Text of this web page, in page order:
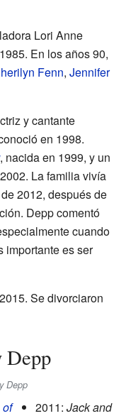
Lori Anne
En los años 90,
Fenn, Jennifer
y cantante
en 1998.
, nacida en 1999, y un
La familia vivía
2012, después de
Depp comentó
cuando
importante es ser
Se divorciaron
Depp
Depp
2011: Jack and